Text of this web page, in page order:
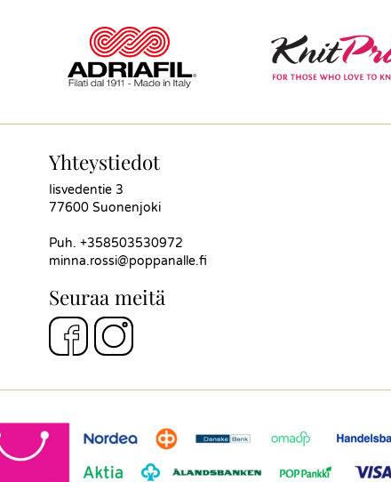
Yhteystiedot
Iisvedentie 3
77600 Suonenjoki
Puh. +358503530972
minna.rossi@poppanalle.fi
Seuraa meitä